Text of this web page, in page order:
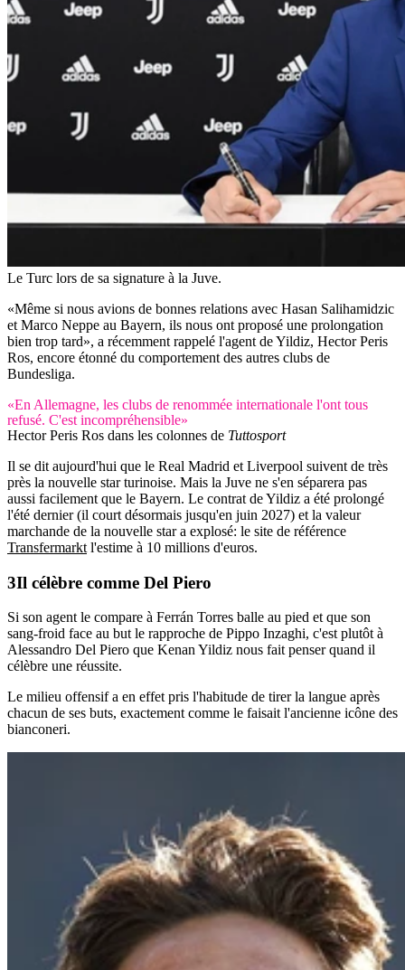
Le Turc lors de sa signature à la Juve.
«Même si nous avions de bonnes relations avec Hasan Salihamidzic
et Marco Neppe au Bayern, ils nous ont proposé une prolongation
bien trop tard», a récemment rappelé l'agent de Yildiz, Hector Peris
Ros, encore étonné du comportement des autres clubs de
Bundesliga.
«En Allemagne, les clubs de renommée internationale l'ont tous
refusé. C'est incompréhensible»
Hector Peris Ros dans les colonnes de Tuttosport
Il se dit aujourd'hui que le Real Madrid et Liverpool suivent de très
près la nouvelle star turinoise. Mais la Juve ne s'en séparera pas
aussi facilement que le Bayern. Le contrat de Yildiz a été prolongé
l'été dernier (il court désormais jusqu'en juin 2027) et la valeur
marchande de la nouvelle star a explosé: le site de référence
Transfermarkt l'estime à 10 millions d'euros.
Il célèbre comme Del Piero
Si son agent le compare à Ferrán Torres balle au pied et que son
sang-froid face au but le rapproche de Pippo Inzaghi, c'est plutôt à
Alessandro Del Piero que Kenan Yildiz nous fait penser quand il
célèbre une réussite.
Le milieu offensif a en effet pris l'habitude de tirer la langue après
chacun de ses buts, exactement comme le faisait l'ancienne icône des
bianconeri.